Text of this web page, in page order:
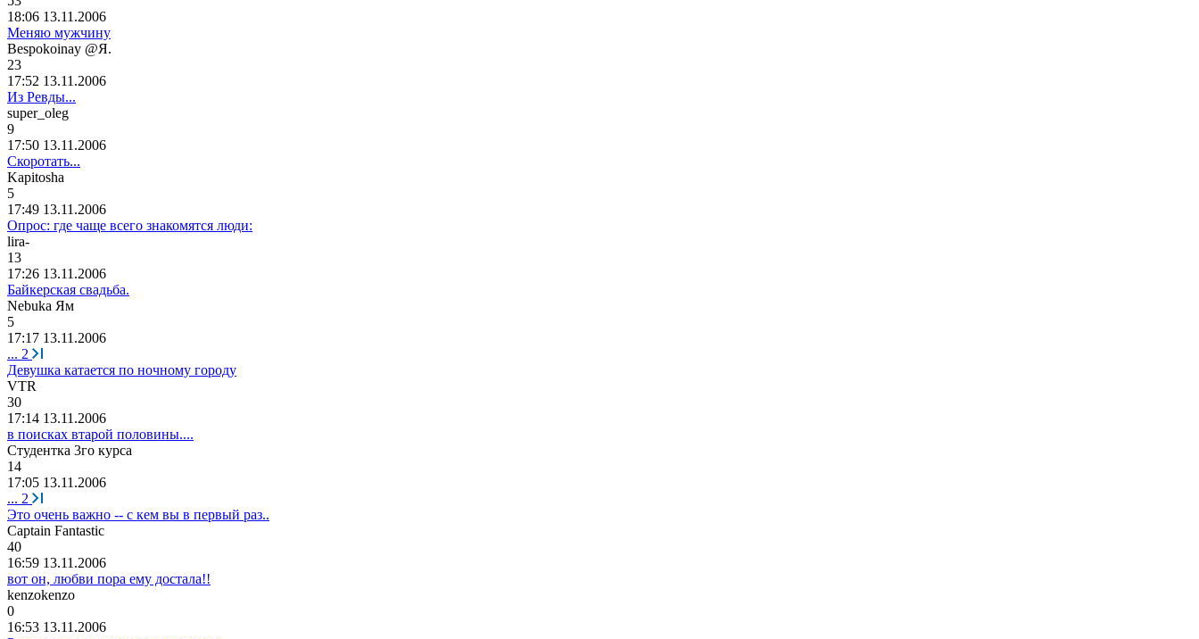
18:06 13.11.2006
Меняю мужчину
Bespokoinay @Я.
23
17:52 13.11.2006
Из Ревды...
super_oleg
9
17:50 13.11.2006
Скоротать...
Kapitosha
5
17:49 13.11.2006
Опрос: где чаще всего знакомятся люди:
lira-
13
17:26 13.11.2006
Байкерская свадьба.
Nеbuka Ям
5
17:17 13.11.2006
... 2
Девушка катается по ночному городу
VТR
30
17:14 13.11.2006
в поисках втарой половины....
Студентка 3го курса
14
17:05 13.11.2006
... 2
Это очень важно -- с кем вы в первый раз..
Captain Fantastic
40
16:59 13.11.2006
вот он, любви пора ему достала!!
kenzokenzo
0
16:53 13.11.2006